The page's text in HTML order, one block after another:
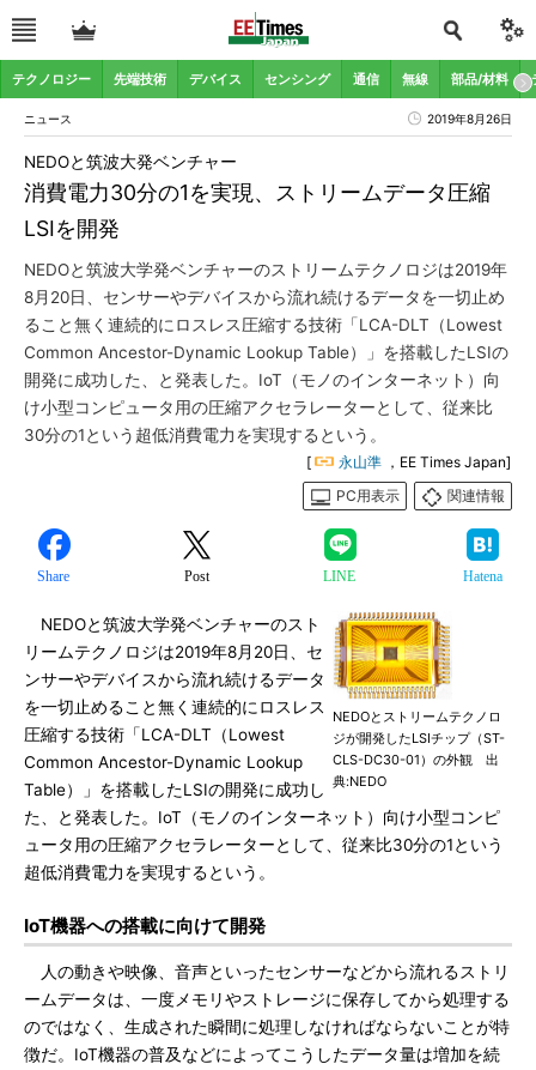
テクノロジー 先端技術 デバイス センシング 通信 無線 部品/材料
ニュース 2019年8月26日
消費電力30分の1を実現、ストリームデータ圧縮
LSIを開発
NEDOと筑波大発ベンチャー
NEDOと筑波大学発ベンチャーのストリームテクノロジは2019年
8月20日、センサーやデバイスから流れ続けるデータを一切止め
ること無く連続的にロスレス圧縮する技術「LCA-DLT（Lowest
Common Ancestor-Dynamic Lookup Table）」を搭載したLSIの
開発に成功した、と発表した。IoT（モノのインターネット）向
け小型コンピュータ用の圧縮アクセラレーターとして、従来比
30分の1という超低消費電力を実現するという。
[ 永山準 ，EE Times Japan]
PC用表示
関連情報
Share Post LINE Hatena
NEDOとストリームテクノロ
ジが開発したLSIチップ（ST-
CLS-DC30-01）の外観 出
典:NEDO
NEDOと筑波大学発ベンチャーのスト
リームテクノロジは2019年8月20日、セ
ンサーやデバイスから流れ続けるデータ
を一切止めること無く連続的にロスレス
圧縮する技術「LCA-DLT（Lowest
Common Ancestor-Dynamic Lookup
Table）」を搭載したLSIの開発に成功し
た、と発表した。IoT（モノのインターネット）向け小型コンピ
ュータ用の圧縮アクセラレーターとして、従来比30分の1という
超低消費電力を実現するという。
IoT機器への搭載に向けて開発
人の動きや映像、音声といったセンサーなどから流れるストリ
ームデータは、一度メモリやストレージに保存してから処理する
のではなく、生成された瞬間に処理しなければならないことが特
徴だ。IoT機器の普及などによってこうしたデータ量は増加を続